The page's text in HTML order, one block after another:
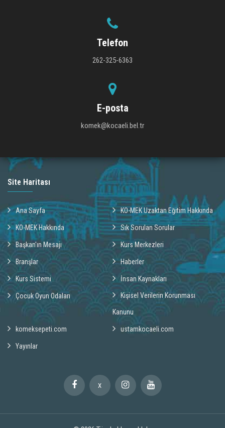
Telefon
262-325-6363
E-posta
komek@kocaeli.bel.tr
Site Haritası
Ana Sayfa KO-MEK Uzaktan Eğitim Hakkında
KO-MEK Hakkında Sık Sorulan Sorular
Başkan'ın Mesajı Kurs Merkezleri
Branşlar Haberler
Kurs Sistemi İnsan Kaynakları
Çocuk Oyun Odaları Kişisel Verilerin Korunması
Kanunu
komeksepeti.com ustamkocaeli.com
Yayınlar
X